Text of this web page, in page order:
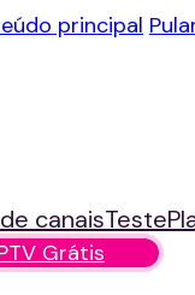
principal
canaisTeste
Grátis